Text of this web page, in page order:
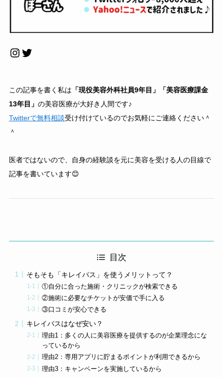
Instagram
Twitter
この記事を書く私は 「現役美容外科社員9年目」「美容医療課金
13年目」 の美容医療が大好き人間です♪
Twitterで無料相談受け付けているのでお気軽にご連絡ください＾
＾
医者ではないので、自身の経験談を元に美容を受ける人の目線で
記事を書いています😊
目次
そもそも「キレイパス」を使うメリットって？
①自分に合った施術・クリニックが検索できる
②施術に必要なチケットが安価で手に入る
③口コミが安心できる
キレイパスはなぜ安い？
理由1：多くの人に美容医療を提供するのが企業理念にな
っているから
理由2：専用アプリに貯まるポイントが利用できるから
理由3：キャンペーンを実施しているから